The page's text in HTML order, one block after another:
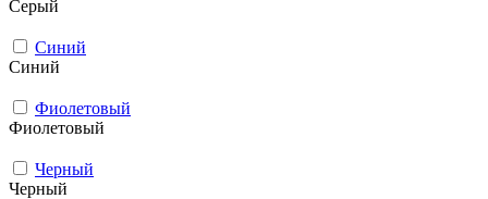
Серый
Синий
Синий
Фиолетовый
Фиолетовый
Черный
Черный